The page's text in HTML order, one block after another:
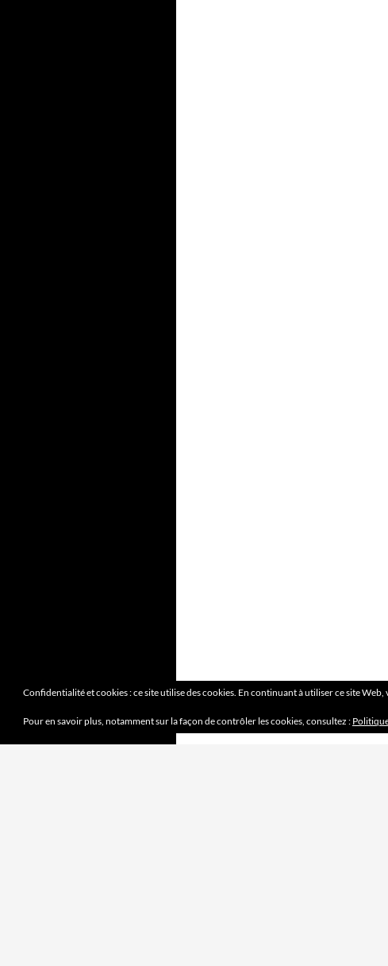
Confidentialité et cookies : ce site utilise des cookies. En continuant à utiliser ce site
Pour en savoir plus, notamment sur la façon de contrôler les cookies, consultez :